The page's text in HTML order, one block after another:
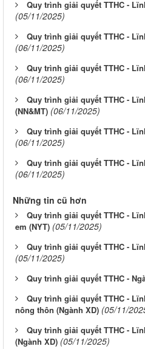
Quy trình giải quyết TTHC -
(05/11/2025)
Quy trình giải quyết TTHC -
(06/11/2025)
Quy trình giải quyết TTHC -
(06/11/2025)
Quy trình giải quyết TTHC -
(NN&MT) (06/11/2025)
Quy trình giải quyết TTHC -
(06/11/2025)
Quy trình giải quyết TTHC -
(06/11/2025)
Những tin cũ hơn
Quy trình giải quyết TTHC -
em (NYT) (05/11/2025)
Quy trình giải quyết TTHC -
(05/11/2025)
Quy trình giải quyết TTHC -
Quy trình giải quyết TTHC -
nông thôn (Ngành XD) (05/11/
Quy trình giải quyết TTHC -
(Ngành XD) (05/11/2025)